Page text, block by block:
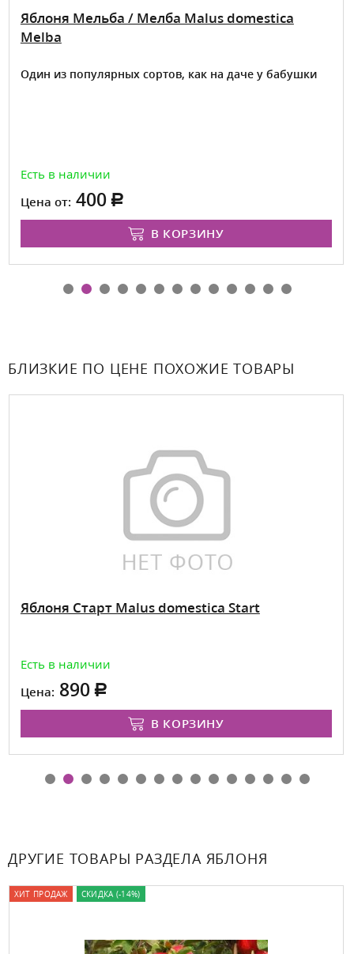
Яблоня Мельба / Мелба Malus domestica
Melba
Один из популярных сортов, как на даче у бабушки
Есть в наличии
Цена от: 400
В КОРЗИНУ
БЛИЗКИЕ ПО ЦЕНЕ ПОХОЖИЕ ТОВАРЫ
Яблоня Старт Malus domestica Start
Есть в наличии
Цена: 890
В КОРЗИНУ
ДРУГИЕ ТОВАРЫ РАЗДЕЛА ЯБЛОНЯ
ХИТ ПРОДАЖ СКИДКА (-14%)